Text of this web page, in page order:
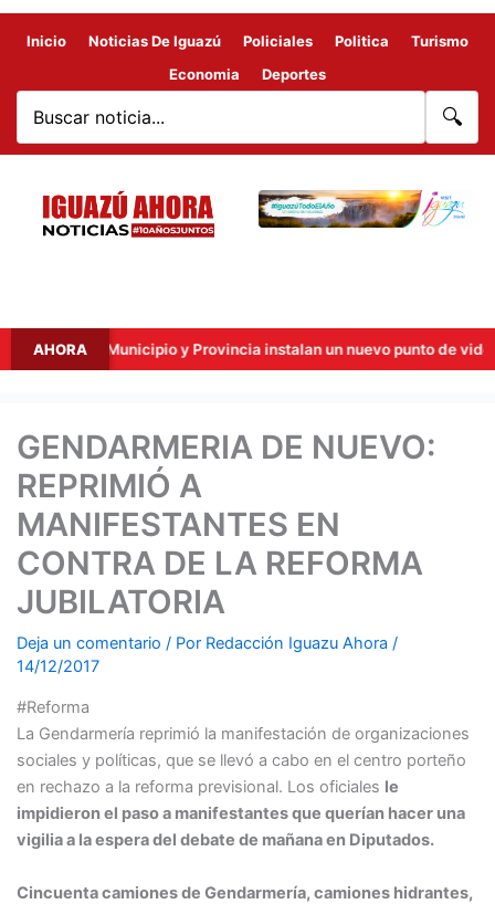
Inicio Noticias De Iguazú Policiales Politica
Turismo
Economia
Deportes
🔍
AHORA
Municipio y Provincia instalan un nuevo punto de
GENDARMERIA DE NUEVO:
REPRIMIÓ A
MANIFESTANTES EN
CONTRA DE LA REFORMA
JUBILATORIA
Deja un comentario / Por Redacción Iguazu Ahora /
14/12/2017
#Reforma
La Gendarmería reprimió la manifestación de organizaciones
sociales y políticas, que se llevó a cabo en el centro porteño
en rechazo a la reforma previsional. Los oficiales le
impidieron el paso a manifestantes que querían hacer una
vigilia a la espera del debate de mañana en Diputados.
Cincuenta camiones de Gendarmería, camiones hidrantes,